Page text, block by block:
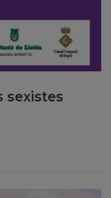
sexistes